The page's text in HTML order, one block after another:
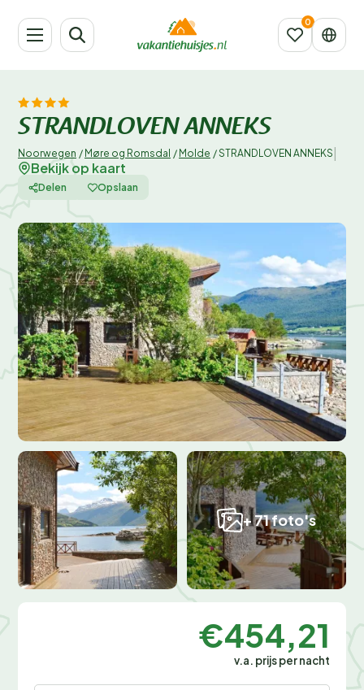
STRANDLOVEN ANNEKS
Noorwegen / Møre og Romsdal / Molde /STRANDLOVEN ANNEKS
Bekijk op kaart
Delen Opslaan
+ 71 foto's
€454,21
v.a. prijs per nacht